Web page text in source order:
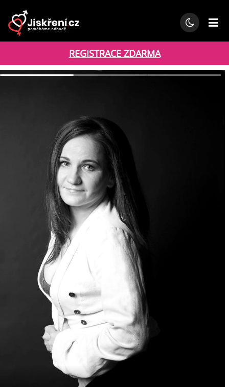
REGISTRACE ZDARMA